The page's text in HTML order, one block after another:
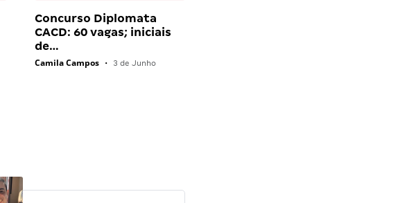
Concurso Diplomata
CACD: 60 vagas; iniciais
de…
Camila Campos • 3 de Junho